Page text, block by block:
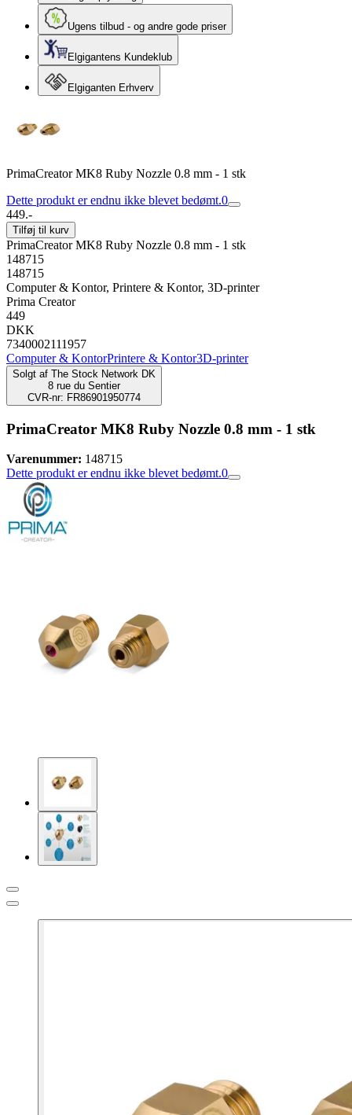
Ugens tilbud - og andre gode priser
Elgigantens Kundeklub
Elgiganten Erhverv
PrimaCreator MK8 Ruby Nozzle 0.8 mm - 1 stk
Dette produkt er endnu ikke blevet bedømt.0
449.-
Tilføj til kurv
PrimaCreator MK8 Ruby Nozzle 0.8 mm - 1 stk
148715
148715
Computer & Kontor, Printere & Kontor, 3D-printer
Prima Creator
449
DKK
7340002111957
Computer & KontorPrintere & Kontor3D-printer
Solgt af The Stock Network DK
8 rue du Sentier
CVR-nr: FR86901950774
PrimaCreator MK8 Ruby Nozzle 0.8 mm - 1 stk
Varenummer: 148715
Dette produkt er endnu ikke blevet bedømt.0